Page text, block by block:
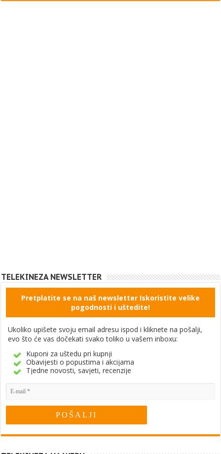
TELEKINEZA NEWSLETTER
Pretplatite se na naš newsletter Iskoristite velike
pogodnosti i uštedite!
Ukoliko upišete svoju email adresu ispod i kliknete na pošalji,
evo što će vas dočekati svako toliko u vašem inboxu:
Kuponi za uštedu pri kupnji
Obavijesti o popustima i akcijama
Tjedne novosti, savjeti, recenzije